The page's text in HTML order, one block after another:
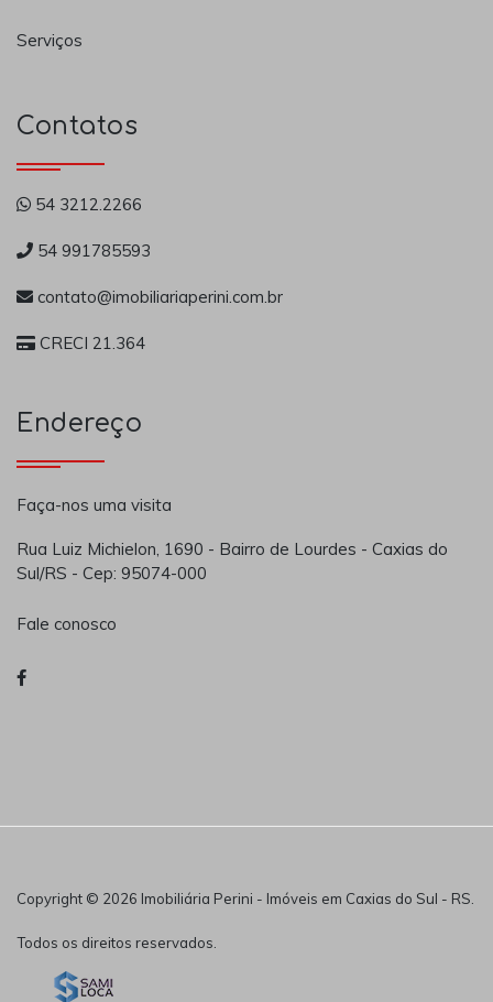
Serviços
Contatos
54 3212.2266
54 991785593
contato@imobiliariaperini.com.br
CRECI 21.364
Endereço
Faça-nos uma visita
Rua Luiz Michielon, 1690 - Bairro de Lourdes - Caxias do
Sul/RS - Cep: 95074-000
Fale conosco
Copyright © 2026 Imobiliária Perini - Imóveis em Caxias do Sul - RS.
Todos os direitos reservados.